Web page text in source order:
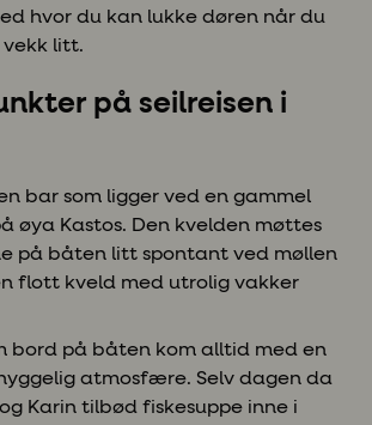
hvor du kan lukke døren når du
vekk litt.
på seilreisen i
bar som ligger ved en gammel
øya Kastos. Den kvelden møttes
på båten litt spontant ved møllen
flott kveld med utrolig vakker
bord på båten kom alltid med en
atmosfære. Selv dagen da
Karin tilbød fiskesuppe inne i